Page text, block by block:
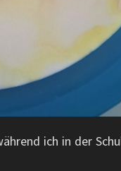
ich in der